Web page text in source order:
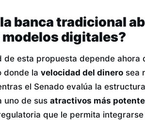
banca tradicional
digitales?
de esta propuesta depende
donde la velocidad del dinero sea
el Senado evalúa la
uno de sus atractivos más
que le permita